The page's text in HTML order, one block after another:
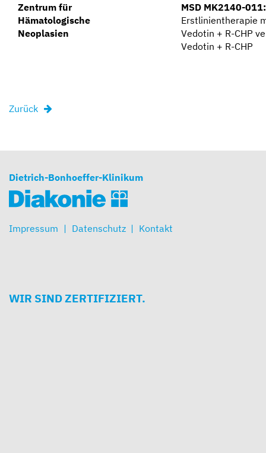
Zentrum für
Hämatologische
Neoplasien
MSD MK2140-011:
Erstlinientherapie
Vedotin + R-CHP
Vedotin + R-CHP
Zurück
Dietrich-Bonhoeffer-Klinikum
Impressum Datenschutz Kontakt
WIR SIND ZERTIFIZIERT.